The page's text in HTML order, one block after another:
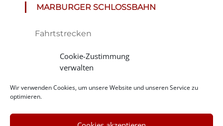
Cookie-Zustimmung
verwalten
Wir verwenden Cookies, um unsere Website und unseren Service zu
optimieren.
MARBURGER SCHLOSSBAHN
Fahrtstrecken
Tickets
Impressionen